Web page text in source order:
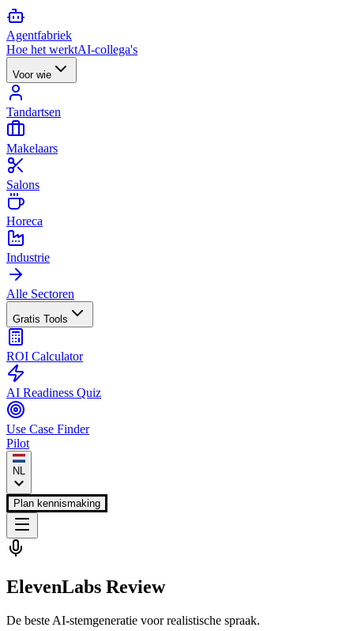
Agentfabriek
Hoe het werktAI-collega's
Voor wie
Tandartsen
Makelaars
Salons
Horeca
Industrie
Alle Sectoren
Gratis Tools
ROI Calculator
AI Readiness Quiz
Use Case Finder
Pilot
NL
Plan kennismaking
ElevenLabs Review
De beste AI-stemgeneratie voor realistische spraak.